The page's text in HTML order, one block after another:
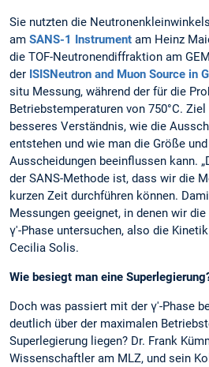
Sie nutzten die
am SANS-1 Instrument am Heinz
die TOF-Neutronendiffraktion am
der ISISNeutron and Muon Source in
situ Messung, während der für die
Betriebstemperaturen von 750°C.
besseres Verständnis, wie die
entstehen und wie man die Größe
Ausscheidungen beeinflussen kann.
der SANS-Methode ist, dass wir die
kurzen Zeit durchführen können.
Messungen geeignet, in denen wir
γ'-Phase untersuchen, also die
Cecilia Solis.
Wie besiegt man eine
Doch was passiert mit der γ'-Phase
deutlich über der maximalen
Superlegierung liegen? Dr. Frank
Wissenschaftler am MLZ, und sein